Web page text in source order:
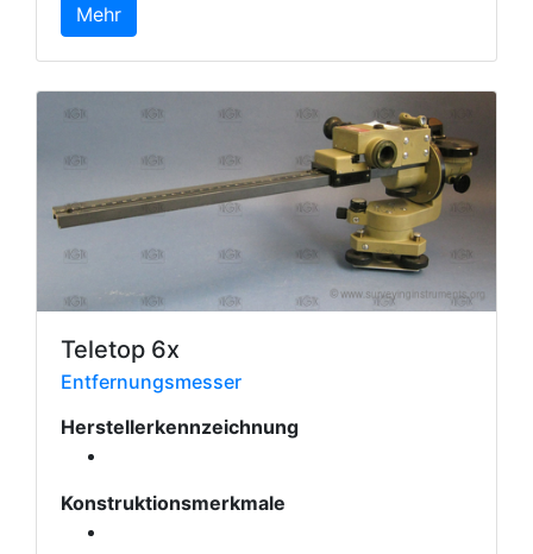
Mehr
Teletop 6x
Entfernungsmesser
Herstellerkennzeichnung
Konstruktionsmerkmale